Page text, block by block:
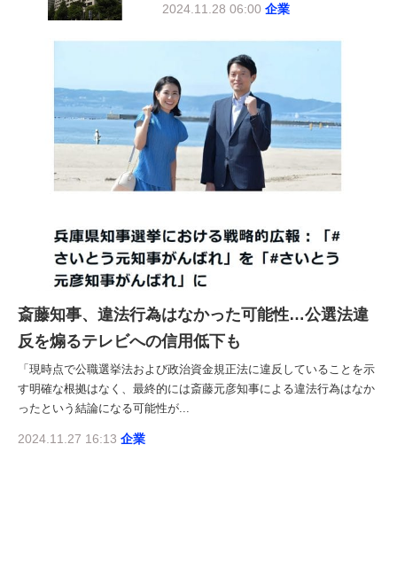
2024.11.28 06:00 企業
斎藤知事、違法行為はなかった可能性…公選法違
反を煽るテレビへの信用低下も
「現時点で公職選挙法および政治資金規正法に違反していることを示
す明確な根拠はなく、最終的には斎藤元彦知事による違法行為はなか
ったという結論になる可能性が...
2024.11.27 16:13 企業